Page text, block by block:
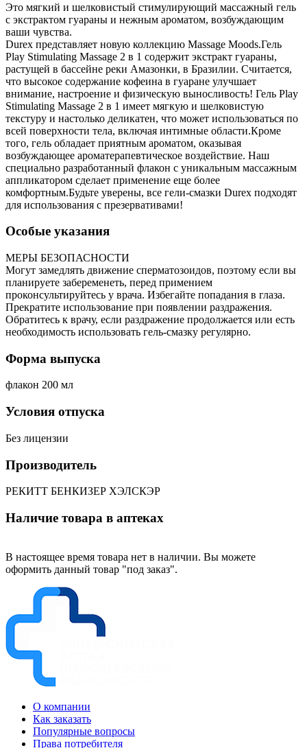
Это мягкий и шелковистый стимулирующий массажный гель
с экстрактом гуараны и нежным ароматом, возбуждающим
ваши чувства.
Durex представляет новую коллекцию Massage Moods.Гель
Play Stimulating Massage 2 в 1 содержит экстракт гуараны,
растущей в бассейне реки Амазонки, в Бразилии. Считается,
что высокое содержание кофеина в гуаране улучшает
внимание, настроение и физическую выносливость! Гель Play
Stimulating Massage 2 в 1 имеет мягкую и шелковистую
текстуру и настолько деликатен, что может использоваться по
всей поверхности тела, включая интимные области.Кроме
того, гель обладает приятным ароматом, оказывая
возбуждающее ароматерапевтическое воздействие. Наш
специально разработанный флакон с уникальным массажным
аппликатором сделает применение еще более
комфортным.Будьте уверены, все гели-смазки Durex подходят
для использования с презервативами!
Особые указания
МЕРЫ БЕЗОПАСНОСТИ
Могут замедлять движение сперматозоидов, поэтому если вы
планируете забеременеть, перед примением
проконсультируйтесь у врача. Избегайте попадания в глаза.
Прекратите использование при появлении раздражения.
Обратитесь к врачу, если раздражение продолжается или есть
необходимость использовать гель-смазку регулярно.
Форма выпуска
флакон 200 мл
Условия отпуска
Без лицензии
Производитель
РЕКИТТ БЕНКИЗЕР ХЭЛСКЭР
Наличие товара в аптеках
В настоящее время товара нет в наличии. Вы можете
оформить данный товар "под заказ".
О компании
Как заказать
Популярные вопросы
Права потребителя